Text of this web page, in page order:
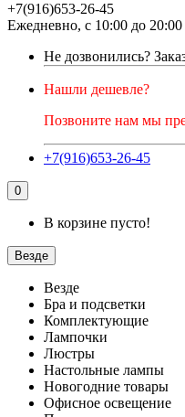
+7(916)653-26-45
Ежедневно, с 10:00 до 20:00
Не дозвонились?
Нашли дешевле?
Позвоните нам мы
+7(916)653-26-45
0
В корзине пусто!
Везде
Везде
Бра и подсветки
Комплектующие
Лампочки
Люстры
Настольные лампы
Новогодние товары
Офисное освещение